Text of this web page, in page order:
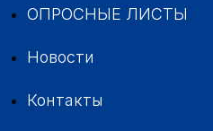
ОПРОСНЫЕ ЛИСТЫ
Новости
Контакты